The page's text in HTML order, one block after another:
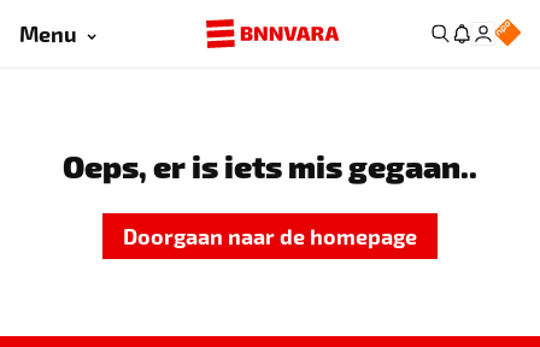
Menu
Oeps, er is iets mis gegaan..
Doorgaan naar de homepage